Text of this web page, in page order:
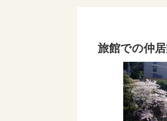
旅館での仲